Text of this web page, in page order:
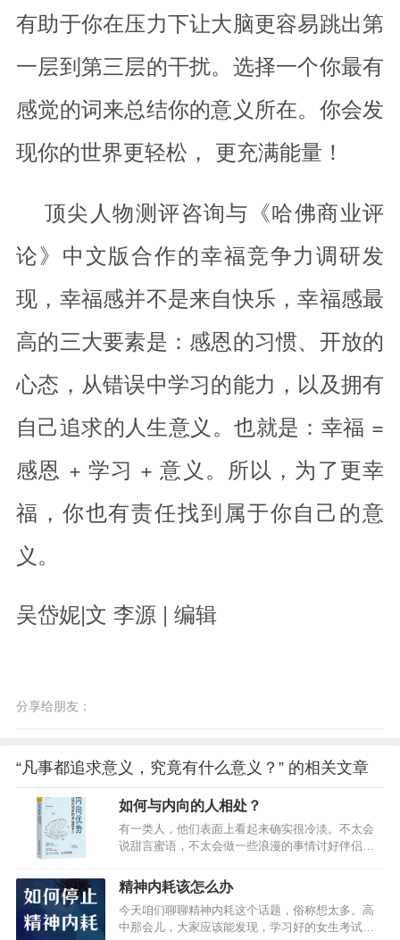
有助于你在压力下让大脑更容易跳出第
一层到第三层的干扰。选择一个你最有
感觉的词来总结你的意义所在。你会发
现你的世界更轻松， 更充满能量！
顶尖人物测评咨询与《哈佛商业评
论》中文版合作的幸福竞争力调研发
现，幸福感并不是来自快乐，幸福感最
高的三大要素是：感恩的习惯、开放的
心态，从错误中学习的能力，以及拥有
自己追求的人生意义。也就是：幸福 =
感恩 + 学习 + 意义。所以，为了更幸
福，你也有责任找到属于你自己的意
义。
吴岱妮|文 李源 | 编辑
分享给朋友：
“凡事都追求意义，究竟有什么意义？” 的相关文章
如何与内向的人相处？
有一类人，他们表面上看起来确实很冷淡。不太会
说甜言蜜语，不太会做一些浪漫的事情讨好伴侣，
会听到这样的话：“你怎么像个木头一样。”/“跟你过
日子太没意思了。”其实，“木头人”虽然触感冷冷
的，硬硬的，但他的心里却是温暖的。他们之所以
看起来冷，只是因为不善于表达，也不喜欢表达。
精神内耗该怎么办
今天咱们聊聊精神内耗这个话题，俗称想太多。高
中那会儿，大家应该能发现，学习好的女生考试前